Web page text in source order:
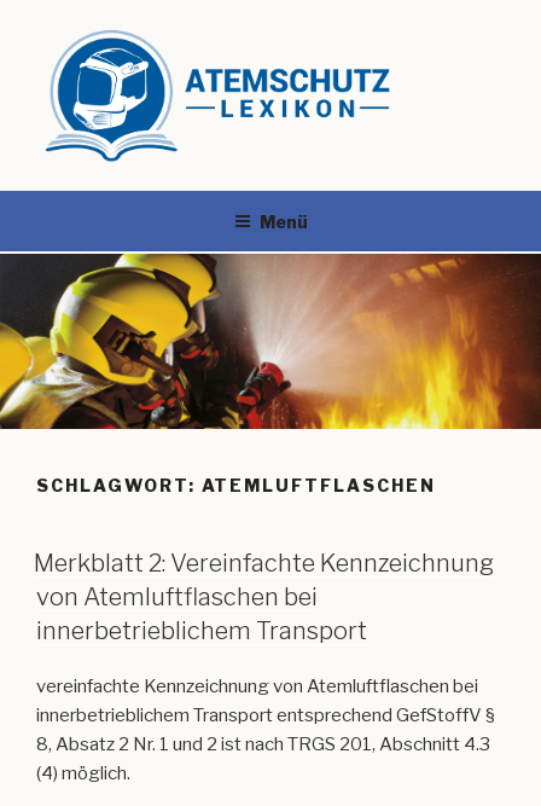
Menü
SCHLAGWORT: ATEMLUFTFLASCHEN
Merkblatt 2: Vereinfachte Kennzeichnung
von Atemluftflaschen bei
innerbetrieblichem Transport
vereinfachte Kennzeichnung von Atemluftflaschen bei
innerbetrieblichem Transport entsprechend GefStoffV §
8, Absatz 2 Nr. 1 und 2 ist nach TRGS 201, Abschnitt 4.3
(4) möglich.